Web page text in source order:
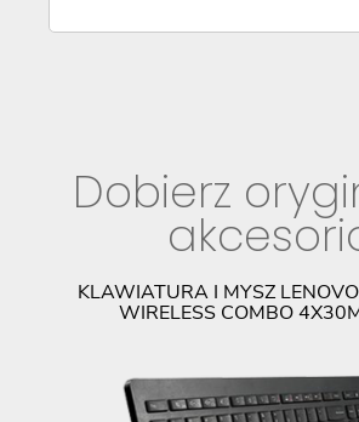
Dobierz
KLAWIATURA I MYSZ
WIRELESS COMBO